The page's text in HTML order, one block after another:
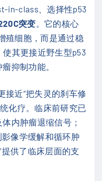
in-class、选择性p53
突变 。它的核心
殖细胞，而是通过稳
使其更接近野生型p53
抑制功能。
接近“把失灵的刹车修
化疗。临床前研究已
内肿瘤退缩信号；
像学缓解和循环肿
提供了临床层面的支